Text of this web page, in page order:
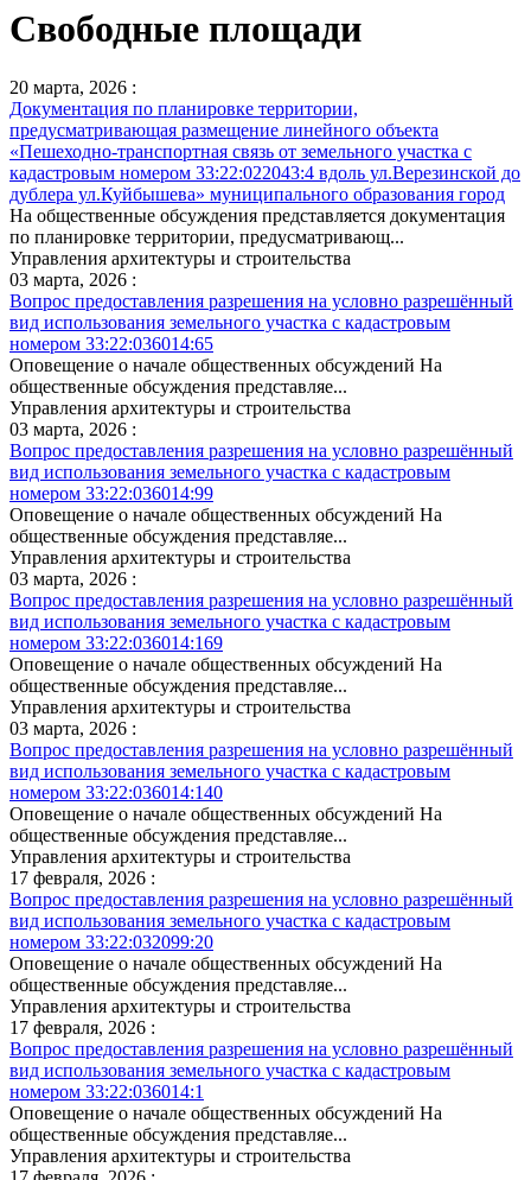
Свободные площади
20 марта, 2026 :
Документация по планировке территории,
предусматривающая размещение линейного объекта
«Пешеходно-транспортная связь от земельного участка с
кадастровым номером 33:22:022043:4 вдоль ул.Верезинской до
дублера ул.Куйбышева» муниципального образования город
На общественные обсуждения представляется документация
по планировке территории, предусматривающ...
Управления архитектуры и строительства
03 марта, 2026 :
Вопрос предоставления разрешения на условно разрешённый
вид использования земельного участка с кадастровым
номером 33:22:036014:65
Оповещение о начале общественных обсуждений На
общественные обсуждения представляе...
Управления архитектуры и строительства
03 марта, 2026 :
Вопрос предоставления разрешения на условно разрешённый
вид использования земельного участка с кадастровым
номером 33:22:036014:99
Оповещение о начале общественных обсуждений На
общественные обсуждения представляе...
Управления архитектуры и строительства
03 марта, 2026 :
Вопрос предоставления разрешения на условно разрешённый
вид использования земельного участка с кадастровым
номером 33:22:036014:169
Оповещение о начале общественных обсуждений На
общественные обсуждения представляе...
Управления архитектуры и строительства
03 марта, 2026 :
Вопрос предоставления разрешения на условно разрешённый
вид использования земельного участка с кадастровым
номером 33:22:036014:140
Оповещение о начале общественных обсуждений На
общественные обсуждения представляе...
Управления архитектуры и строительства
17 февраля, 2026 :
Вопрос предоставления разрешения на условно разрешённый
вид использования земельного участка с кадастровым
номером 33:22:032099:20
Оповещение о начале общественных обсуждений На
общественные обсуждения представляе...
Управления архитектуры и строительства
17 февраля, 2026 :
Вопрос предоставления разрешения на условно разрешённый
вид использования земельного участка с кадастровым
номером 33:22:036014:1
Оповещение о начале общественных обсуждений На
общественные обсуждения представляе...
Управления архитектуры и строительства